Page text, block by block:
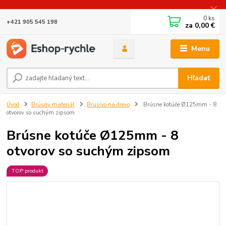
Menu
Hľadať
+421 905 545 198 0 ks
za 0,00 €
Úvod Brúsny materiál Brusivo na drevo
Brúsne kotúče Ø125mm - 8
otvorov so suchým zipsom
Brúsne kotúče Ø125mm - 8
otvorov so suchým zipsom
TOP produkt